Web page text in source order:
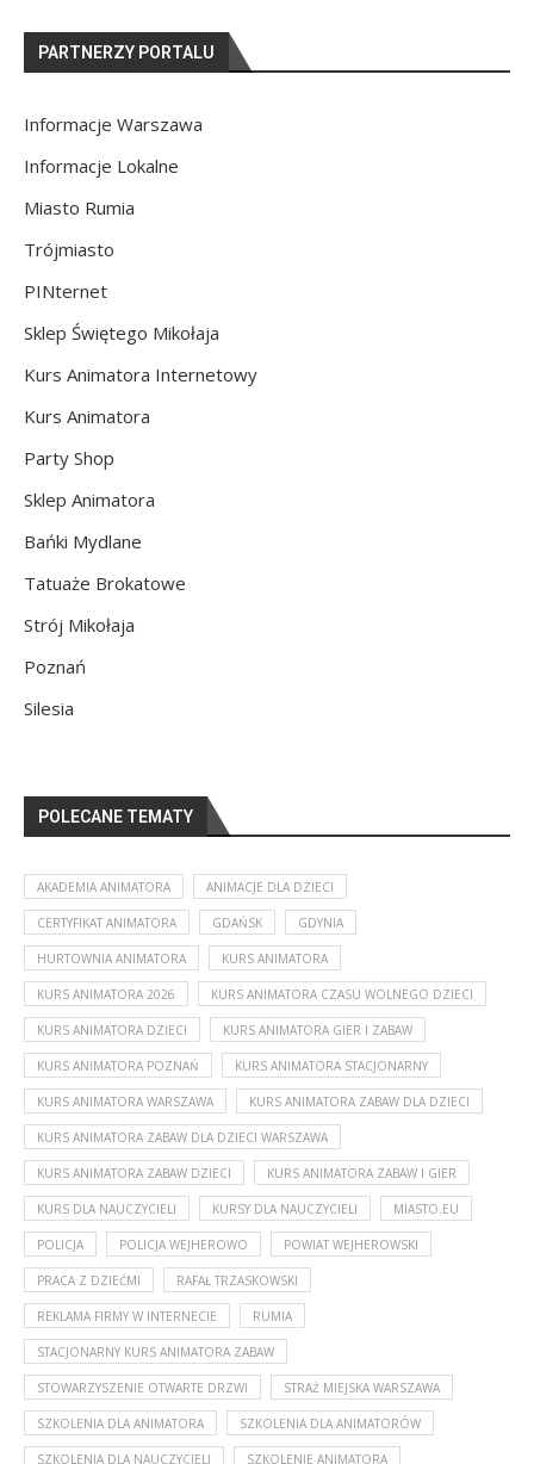
PARTNERZY PORTALU
Informacje Warszawa
Informacje Lokalne
Miasto Rumia
Trójmiasto
PINternet
Sklep Świętego Mikołaja
Kurs Animatora Internetowy
Kurs Animatora
Party Shop
Sklep Animatora
Bańki Mydlane
Tatuaże Brokatowe
Strój Mikołaja
Poznań
Silesia
POLECANE TEMATY
AKADEMIA ANIMATORA ANIMACJE DLA DZIECI
CERTYFIKAT ANIMATORA GDAŃSK GDYNIA
HURTOWNIA ANIMATORA KURS ANIMATORA
KURS ANIMATORA 2026 KURS ANIMATORA CZASU WOLNEGO DZIECI
KURS ANIMATORA DZIECI KURS ANIMATORA GIER I ZABAW
KURS ANIMATORA POZNAŃ KURS ANIMATORA STACJONARNY
KURS ANIMATORA WARSZAWA KURS ANIMATORA ZABAW DLA DZIECI
KURS ANIMATORA ZABAW DLA DZIECI WARSZAWA
KURS ANIMATORA ZABAW DZIECI KURS ANIMATORA ZABAW I GIER
KURS DLA NAUCZYCIELI KURSY DLA NAUCZYCIELI MIASTO.EU
POLICJA POLICJA WEJHEROWO POWIAT WEJHEROWSKI
PRACA Z DZIEĆMI RAFAŁ TRZASKOWSKI
REKLAMA FIRMY W INTERNECIE RUMIA
STACJONARNY KURS ANIMATORA ZABAW
STOWARZYSZENIE OTWARTE DRZWI STRAŻ MIEJSKA WARSZAWA
SZKOLENIA DLA ANIMATORA SZKOLENIA DLA ANIMATORÓW
SZKOLENIA DLA NAUCZYCIELI SZKOLENIE ANIMATORA